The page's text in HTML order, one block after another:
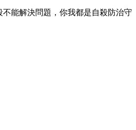
能解決問題，你我都是自殺防治守